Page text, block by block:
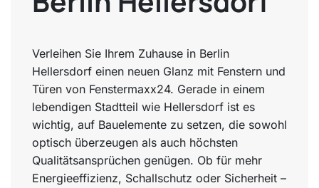
Verleihen Sie Ihrem Zuhause in Berlin
Hellersdorf einen neuen Glanz mit Fenstern und
Türen von Fenstermaxx24. Gerade in einem
lebendigen Stadtteil wie Hellersdorf ist es
wichtig, auf Bauelemente zu setzen, die sowohl
optisch überzeugen als auch höchsten
Qualitätsansprüchen genügen. Ob für mehr
Energieeffizienz, Schallschutz oder Sicherheit –